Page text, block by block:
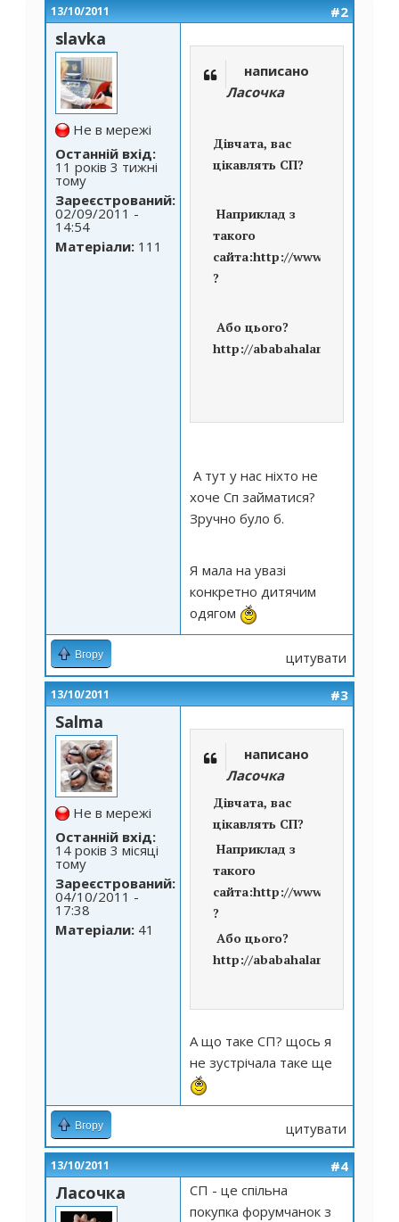
13/10/2011 #2
slavka
Не в мережі
Останній вхід:
11 років 3 тижні
тому
Зареєстрований:
02/09/2011 -
14:54
Матеріали: 111
написано
Ласочка
Дівчата, вас
цікавлять СП?
Наприклад з
такого
сайта:http://
?
Або цього?
http://
А тут у нас ніхто не
хоче Сп займатися?
Зручно було б.
Я мала на увазі
конкретно дитячим
одягом
Вгору цитувати
13/10/2011 #3
Salma
Не в мережі
Останній вхід:
14 років 3 місяці
тому
Зареєстрований:
04/10/2011 -
17:38
Матеріали: 41
написано
Ласочка
Дівчата, вас
цікавлять СП?
Наприклад з
такого
сайта:http://
?
Або цього?
http://
А що таке СП? щось я
не зустрічала таке ще
Вгору цитувати
13/10/2011 #4
Ласочка
СП - це спільна
покупка форумчанок з